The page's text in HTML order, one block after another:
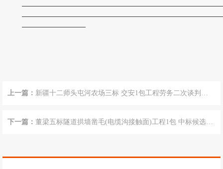
上一篇： 新疆十二师头屯河农场三标 交安1包工程劳务二次谈判采
购公告
下一篇： 董梁五标隧道拱墙凿毛(电缆沟接触面)工程1包 中标候选人